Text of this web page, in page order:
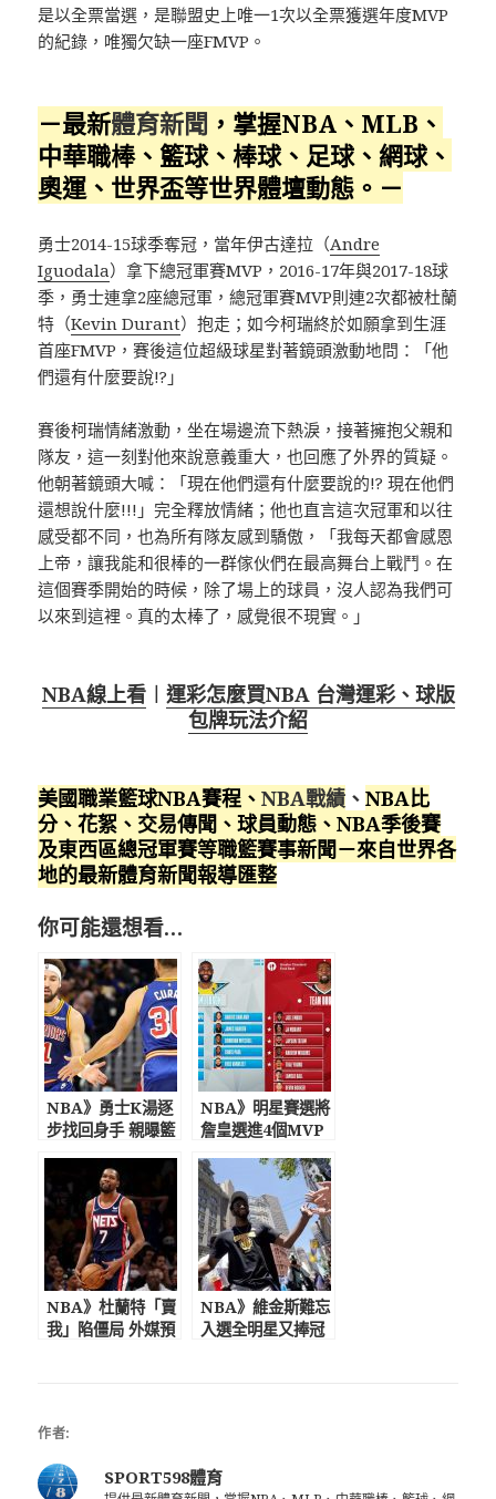
是以全票當選，是聯盟史上唯一1次以全票獲選年度MVP
的紀錄，唯獨欠缺一座FMVP。
－最新體育新聞 ，掌握NBA、MLB、
中華職棒、籃球、棒球、足球、網球、
奧運、世界盃等世界體壇動態。－
勇士2014-15球季奪冠，當年伊古達拉（Andre
Iguodala）拿下總冠軍賽MVP，2016-17年與2017-18球
季，勇士連拿2座總冠軍，總冠軍賽MVP則連2次都被杜蘭
特（Kevin Durant）抱走；如今柯瑞終於如願拿到生涯
首座FMVP，賽後這位超級球星對著鏡頭激動地問：「他
們還有什麼要說!?」
賽後柯瑞情緒激動，坐在場邊流下熱淚，接著擁抱父親和
隊友，這一刻對他來說意義重大，也回應了外界的質疑。
他朝著鏡頭大喊：「現在他們還有什麼要說的!? 現在他們
還想說什麼!!!」完全釋放情緒；他也直言這次冠軍和以往
感受都不同，也為所有隊友感到驕傲，「我每天都會感恩
上帝，讓我能和很棒的一群傢伙們在最高舞台上戰鬥。在
這個賽季開始的時候，除了場上的球員，沒人認為我們可
以來到這裡。真的太棒了，感覺很不現實。」
NBA線上看︱ 運彩怎麼買NBA 台灣運彩、球版
包牌玩法介紹
美國職業籃球NBA賽程 、NBA戰績 、NBA比
分、花絮、交易傳聞、球員動態、NBA季後賽
及東西區總冠軍賽等職籃賽事新聞－來自世界各
地的最新體育新聞報導匯整
你可能還想看…
NBA》勇士K湯逐
步找回身手 親曝籃
NBA》明星賽選將
詹皇選進4個MVP
NBA》杜蘭特「賣
我」陷僵局 外媒預
NBA》維金斯難忘
入選全明星又捧冠
作者:
SPORT598體育